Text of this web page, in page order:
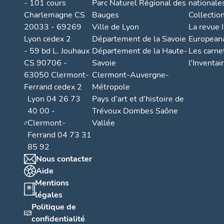
- 101 cours
Charlemagne CS
20033 - 69269
Lyon cedex 2
- 59 bd L. Jouhaux
CS 90706 -
63050 Clermont-
Ferrand cedex 2
Lyon 04 26 73
40 00 -
Clermont-
Ferrand 04 73 31
85 92
Nous contacter
Aide
Mentions
légales
Politique de
confidentialité
Parc Naturel Régional des
Bauges
Ville de Lyon
Département de la Savoie
Département de la Haute-
Savoie
Clermont-Auvergne-
Métropole
Pays d’art et d’histoire de
Trévoux Dombes Saône
Vallée
La revue
Les